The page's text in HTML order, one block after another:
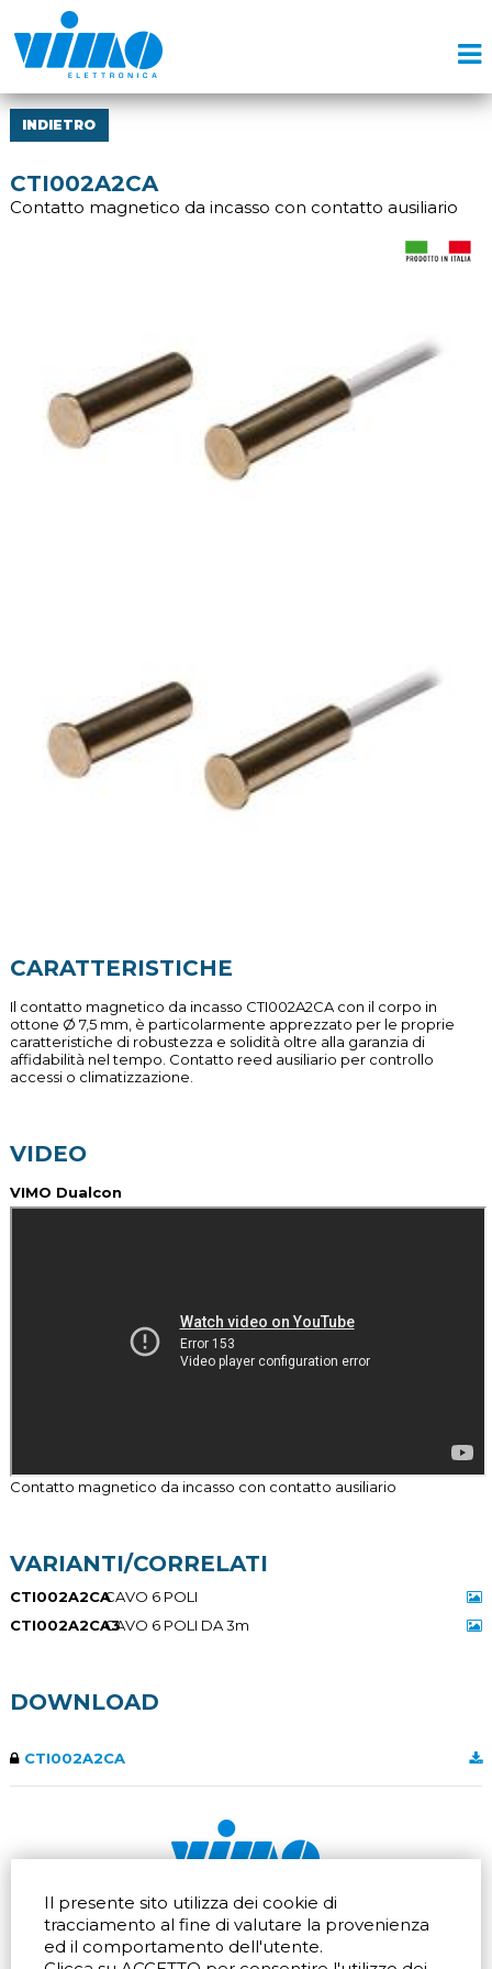
Il presente sito utilizza dei cookie di
tracciamento al fine di valutare la provenienza
ed il comportamento dell'utente.
INDIETRO
CTI002A2CA
Contatto magnetico da incasso con contatto ausiliario
CARATTERISTICHE
Il contatto magnetico da incasso CTI002A2CA con il corpo in
ottone Ø 7,5 mm, è particolarmente apprezzato per le proprie
caratteristiche di robustezza e solidità oltre alla garanzia di
affidabilità nel tempo. Contatto reed ausiliario per controllo
accessi o climatizzazione.
VIDEO
VIMO Dualcon
Contatto magnetico da incasso con contatto ausiliario
VARIANTI/CORRELATI
CTI002A2CACAVO 6 POLI
CTI002A2CA3CAVO 6 POLI DA 3m
DOWNLOAD
CTI002A2CA
Via dell'artigianato 32Q
20865 Usmate Velate (MB)
Indicazioni Stradali
Tel. +39 039 672520
Fax +39 039 672568
Email